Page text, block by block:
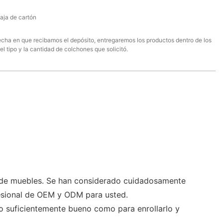
de cartón
en que recibamos el depósito, entregaremos los productos dentro de los
tipo y la cantidad de colchones que solicitó.
muebles. Se han considerado cuidadosamente
de OEM y ODM para usted.
suficientemente bueno como para enrollarlo y